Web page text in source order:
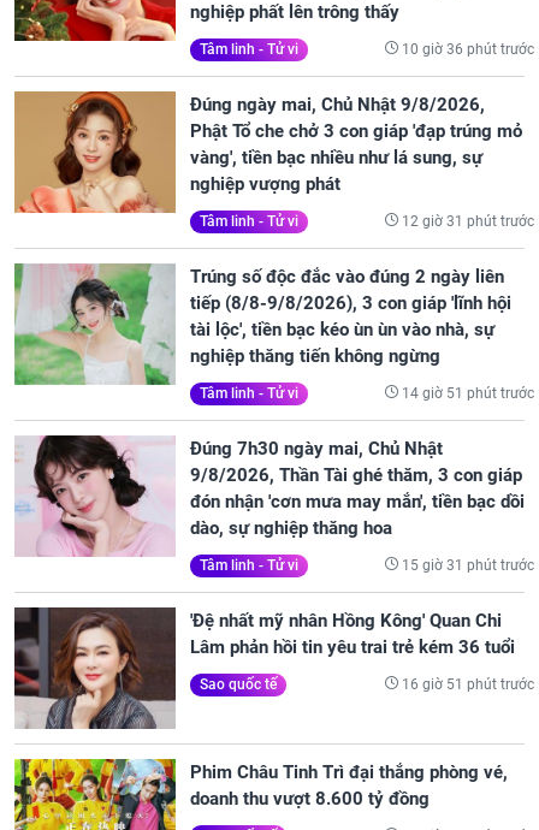
nghiệp phất lên trông thấy
Tâm linh - Tử vi 10 giờ 36 phút trước
Đúng ngày mai, Chủ Nhật 9/8/2026,
Phật Tổ che chở 3 con giáp 'đạp trúng mỏ
vàng', tiền bạc nhiều như lá sung, sự
nghiệp vượng phát
Tâm linh - Tử vi 12 giờ 31 phút trước
Trúng số độc đắc vào đúng 2 ngày liên
tiếp (8/8-9/8/2026), 3 con giáp 'lĩnh hội
tài lộc', tiền bạc kéo ùn ùn vào nhà, sự
nghiệp thăng tiến không ngừng
Tâm linh - Tử vi 14 giờ 51 phút trước
Đúng 7h30 ngày mai, Chủ Nhật
9/8/2026, Thần Tài ghé thăm, 3 con giáp
đón nhận 'cơn mưa may mắn', tiền bạc dồi
dào, sự nghiệp thăng hoa
Tâm linh - Tử vi 15 giờ 31 phút trước
'Đệ nhất mỹ nhân Hồng Kông' Quan Chi
Lâm phản hồi tin yêu trai trẻ kém 36 tuổi
Sao quốc tế 16 giờ 51 phút trước
Phim Châu Tinh Trì đại thắng phòng vé,
doanh thu vượt 8.600 tỷ đồng